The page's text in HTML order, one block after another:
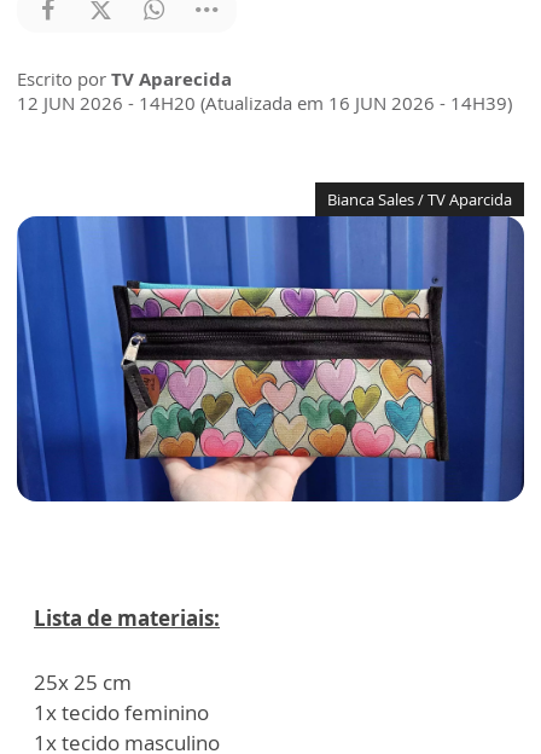
Escrito por TV Aparecida
12 JUN 2026 - 14H20 (Atualizada em 16 JUN 2026 - 14H39)
Bianca Sales / TV Aparcida
Lista de materiais:
25x 25 cm
1x tecido feminino
1x tecido masculino